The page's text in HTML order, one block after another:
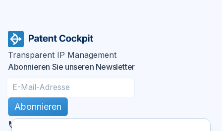
Transparent IP Management
Abonnieren Sie unseren Newsletter
Abonnieren